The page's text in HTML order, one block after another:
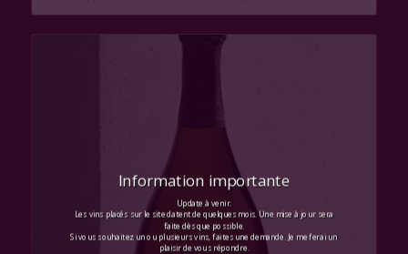
Information importante
Update à venir.
Les vins placés sur le site datent de quelques mois. Une mise à jour sera
faite dès que possible.
Si vous souhaitez un ou plusieurs vins, faites une demande. Je me ferai un
plaisir de vous répondre.